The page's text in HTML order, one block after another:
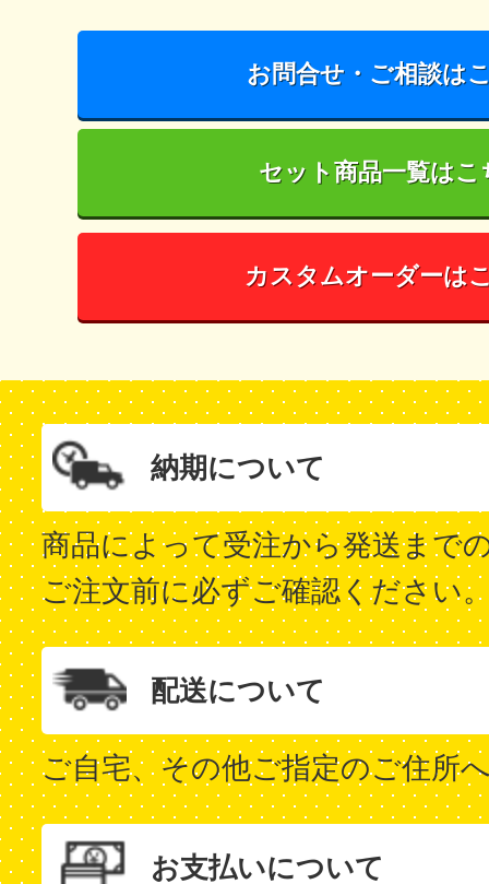
お問合せ・ご相談は
セット商品一覧はこ
カスタムオーダーは
納期について
商品によって受注から発送まで
ご注文前に必ずご確認ください
配送について
ご自宅、その他ご指定のご住所
お支払いについて